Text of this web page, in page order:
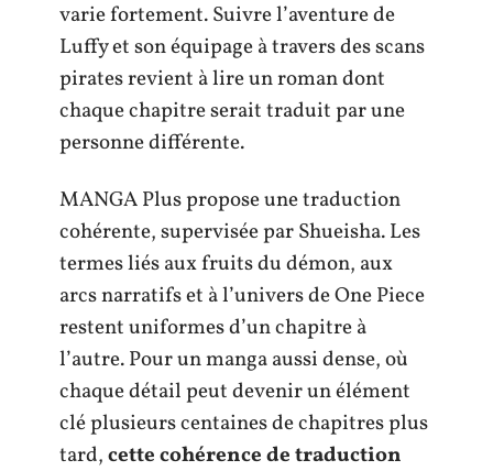
varie fortement. Suivre l’aventure de
Luffy et son équipage à travers des scans
pirates revient à lire un roman dont
chaque chapitre serait traduit par une
personne différente.
MANGA Plus propose une traduction
cohérente, supervisée par Shueisha. Les
termes liés aux fruits du démon, aux
arcs narratifs et à l’univers de One Piece
restent uniformes d’un chapitre à
l’autre. Pour un manga aussi dense, où
chaque détail peut devenir un élément
clé plusieurs centaines de chapitres plus
tard,cette cohérence de traduction